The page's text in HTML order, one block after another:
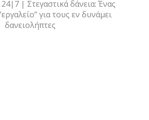
| Στεγαστικά δάνεια: Ένας
για τους εν δυνάμει
δανειολήπτες